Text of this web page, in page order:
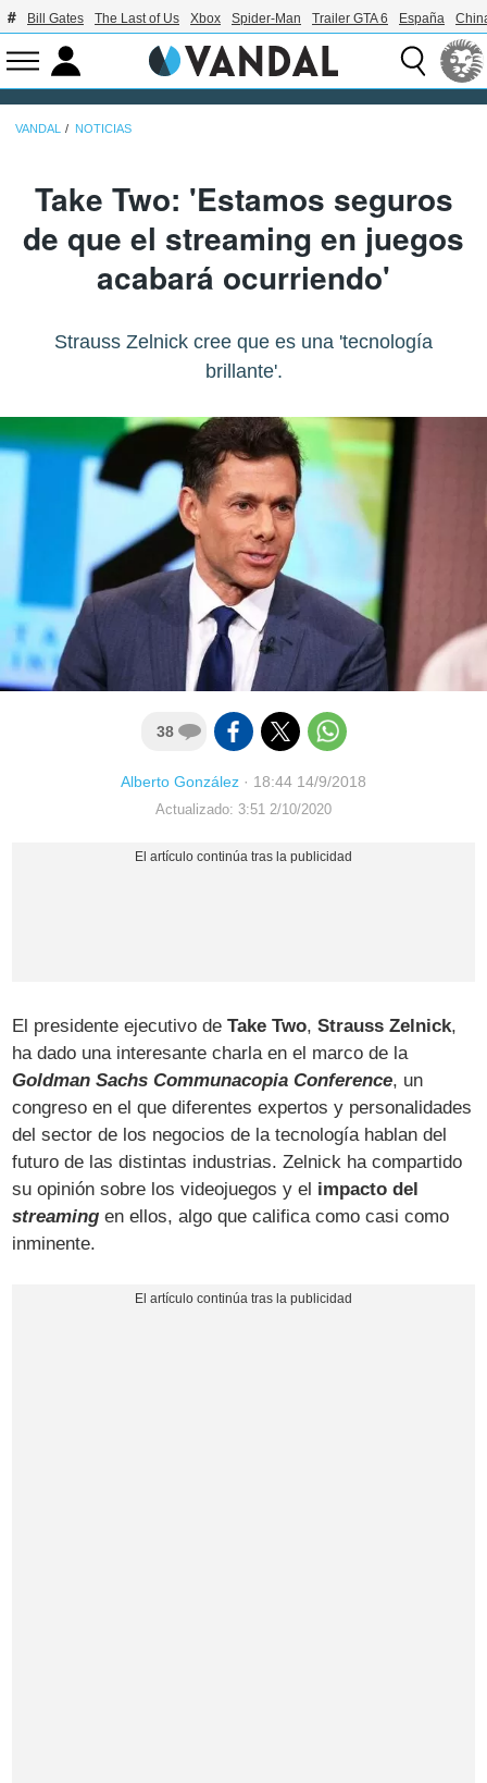
Bill Gates The Last of Us Xbox Spider-Man Trailer GTA 6 España
VANDAL NOTICIAS
Take Two: 'Estamos seguros
de que el streaming en juegos
acabará ocurriendo'
Strauss Zelnick cree que es una 'tecnología
brillante'.
38
Alberto González · 18:44 14/9/2018
Actualizado: 3:51 2/10/2020
El presidente ejecutivo deTake Two,Strauss Zelnick,
ha dado una interesante charla en el marco de la
Goldman Sachs Communacopia Conference, un
congreso en el que diferentes expertos y personalidades
del sector de los negocios de la tecnología hablan del
futuro de las distintas industrias. Zelnick ha compartido
su opinión sobre los videojuegos y el impacto del
streaming en ellos, algo que califica como casi como
inminente.